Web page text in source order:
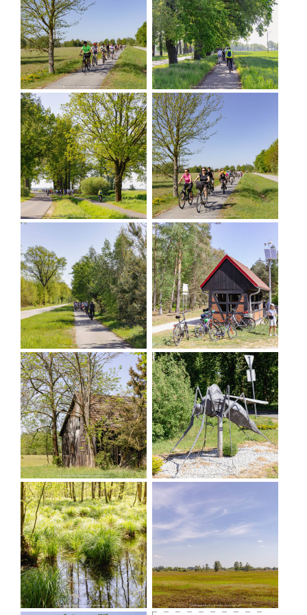
mit einem Hotel, Restaurant, Fischereimuseum
usw. Hier können Sie eine kurze oder längere Pause
einlegen. Hier können Sie einen kurzen oder
längeren Halt einlegen (wir empfehlen Ihnen, an
der Fotosafari mit geführtem Melex in das
Vogelschutzgebiet teilzunehmen).
Von Ruda Sułowska aus führt die Straße dann durch
einen malerischen, kurvenreichen Karst nach
Niezgoda und zur Mückenstatue. Ein kleines
Teilstück der Strecke führt in Richtung Olszyny
Niezgodzkie über eine Provinzstraße, auf der man
besonders vorsichtig sein sollte, auch wenn es
nicht viel Autoverkehr gibt. In Niezgoda, beim
Krokodil-Denkmal, biegen wir links ab nach Ruda
Żmigrodzka, das wir nach einigen Kilometern
erreichen. Die Straße ist außergewöhnlich
malerisch, kurvenreich, mit uralten Eichen mit
ausladenden Kronen bewachsen, und auf der linken
Seite können wir die Niezgodzkie Olszyny -
sumpfige Erlenwälder - bewundern. In Ruda
Żmigrodzka überqueren wir den Fluss Barycz und
fahren erneut an einem Teich entlang, an dem im
Frühjahr oft interessante Vogelarten mit ihren
Jungen zu sehen sind. Wir werden gebeten, uns
ruhig zu verhalten.
Im Dorf Jamnik beginnt der vielleicht schönste
Abschnitt, der entlang des Dammes über die weite
Aue des Barycz-Flusses führt und uns in die Nähe
des Schloss- und Parkkomplexes bringt, von wo aus